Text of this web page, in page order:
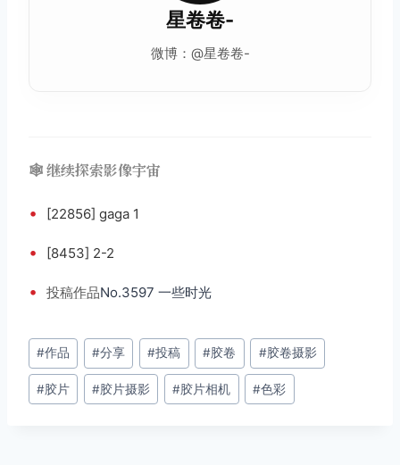
星卷卷-
微博：@星卷卷-
🕸️ 继续探索影像宇宙
• [22856] gaga 1
• [8453] 2-2
• 投稿作品No.3597 一些时光
文
章
标
#作品 #分享 #投稿 #胶卷 #胶卷摄影
#胶片 #胶片摄影 #胶片相机 #色彩